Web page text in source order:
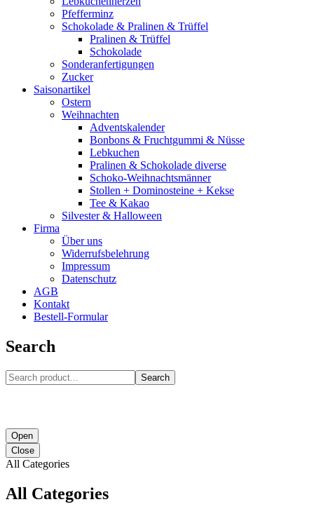
Pfefferminz
Schokolade & Pralinen & Trüffel
Pralinen & Trüffel
Schokolade
Sonderanfertigungen
Zucker
Saisonartikel
Ostern
Weihnachten
Adventskalender
Bonbons & Fruchtgummi & Nüsse
Lebkuchen
Pralinen & Schokolade diverse
Schoko-Weihnachtsmänner
Stollen + Dominosteine + Kekse
Tee & Kakao
Silvester & Halloween
Firma
Über uns
Widerrufsbelehrung
Impressum
Datenschutz
AGB
Kontakt
Bestell-Formular
Search
Search
Open
Close
All Categories
All Categories